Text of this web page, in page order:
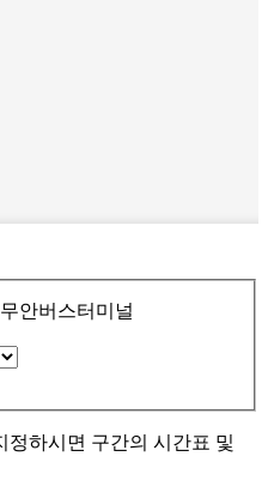
무안버스터미널
정하시면 구간의 시간표 및